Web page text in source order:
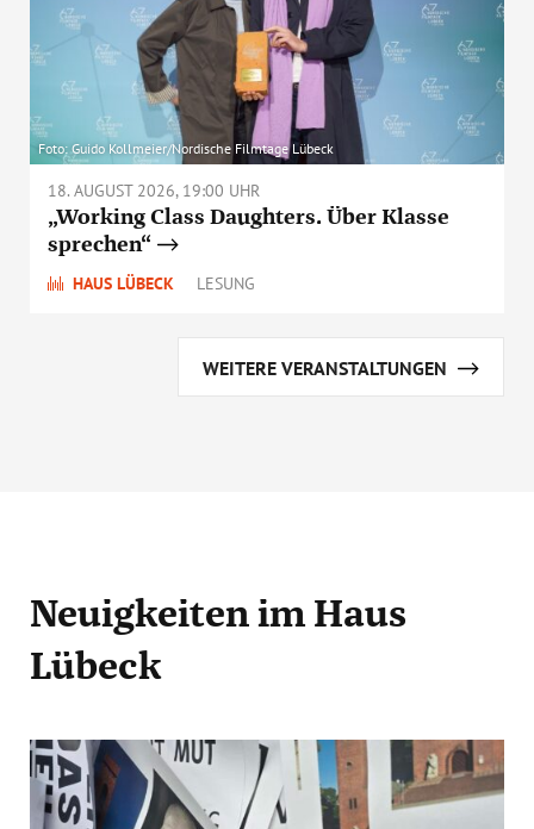
Foto: Guido Kollmeier/Nordische Filmtage Lübeck
18. AUGUST 2026, 19:00 UHR
„Working Class Daughters. Über Klasse
sprechen“
HAUS LÜBECK LESUNG
WEITERE VERANSTALTUNGEN
Neuigkeitenim Haus
Lübeck